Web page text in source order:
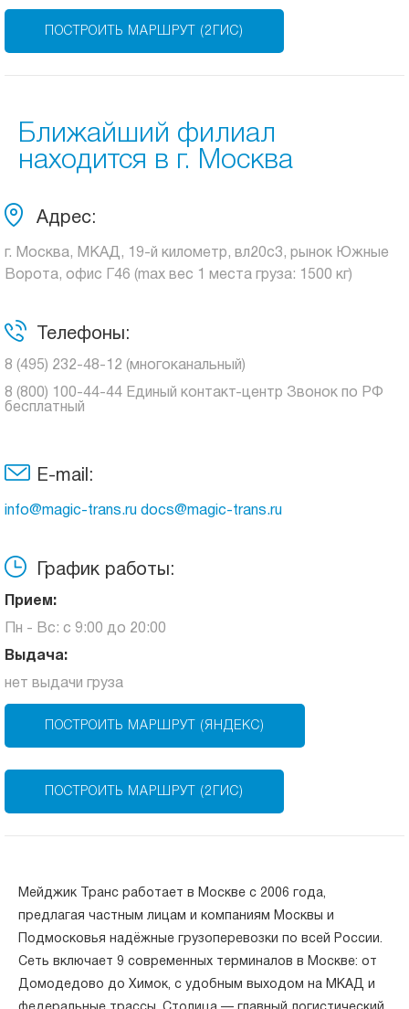
ПОСТРОИТЬ МАРШРУТ (2ГИС)
Ближайший филиал
находится в г. Москва
Адрес:
г. Москва, МКАД, 19-й километр, вл20с3, рынок Южные
Ворота, офис Г46 (max вес 1 места груза: 1500 кг)
Телефоны:
8 (495) 232-48-12 (многоканальный)
8 (800) 100-44-44 Единый контакт-центр Звонок по РФ
бесплатный
E-mail:
info@magic-trans.ru docs@magic-trans.ru
График работы:
Прием:
Пн - Вс: с 9:00 до 20:00
Выдача:
нет выдачи груза
ПОСТРОИТЬ МАРШРУТ (ЯНДЕКС)
ПОСТРОИТЬ МАРШРУТ (2ГИС)
Мейджик Транс работает в Москве с 2006 года,
предлагая частным лицам и компаниям Москвы и
Подмосковья надёжные грузоперевозки по всей России.
Сеть включает 9 современных терминалов в Москве: от
Домодедово до Химок, с удобным выходом на МКАД и